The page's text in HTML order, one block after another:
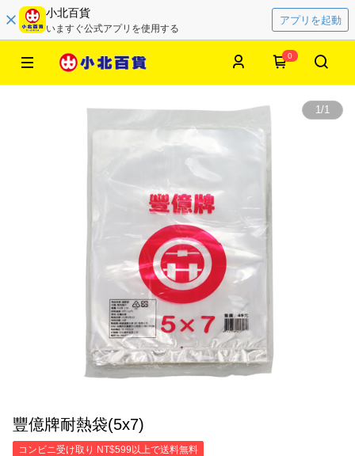
小北百貨
いますぐ公式アプリを使用する
アプリを起動
0
1/1
豐億牌耐熱袋(5x7)
コンビニ受け取り NT$599以上で送料無料